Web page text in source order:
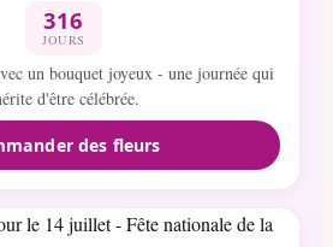
316
JOURS
un bouquet joyeux - une journée qui
d'être célébrée.
des fleurs